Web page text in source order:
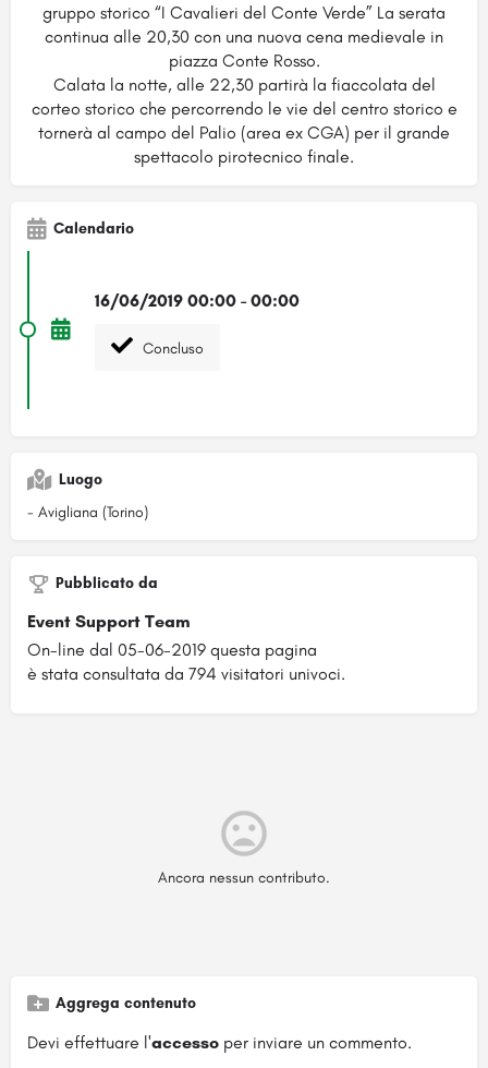
gruppo storico “I Cavalieri del Conte Verde” La serata
continua alle 20,30 con una nuova cena medievale in
piazza Conte Rosso.
Calata la notte, alle 22,30 partirà la fiaccolata del
corteo storico che percorrendo le vie del centro storico e
tornerà al campo del Palio (area ex CGA) per il grande
spettacolo pirotecnico finale.
Calendario
16/06/2019 00:00 - 00:00
Concluso
Luogo
- Avigliana (Torino)
Pubblicato da
Event Support Team
On-line dal 05-06-2019 questa pagina
è stata consultata da 794 visitatori univoci.
Ancora nessun contributo.
Aggrega contenuto
Devi effettuare l'accesso per inviare un commento.